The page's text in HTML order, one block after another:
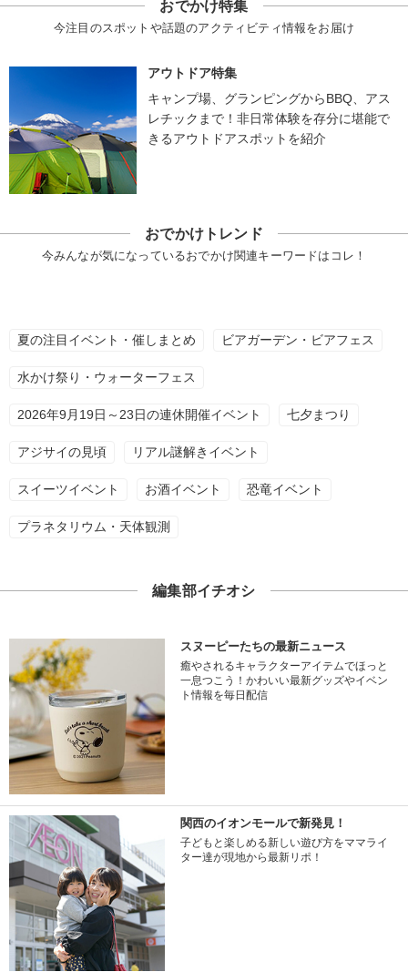
おでかけ特集
今注目のスポットや話題のアクティビティ情報をお届け
アウトドア特集
キャンプ場、グランピングからBBQ、アス
レチックまで！非日常体験を存分に堪能で
きるアウトドアスポットを紹介
おでかけトレンド
今みんなが気になっているおでかけ関連キーワードはコレ！
夏の注目イベント・催しまとめ ビアガーデン・ビアフェス
水かけ祭り・ウォーターフェス
2026年9月19日～23日の連休開催イベント 七夕まつり
アジサイの見頃 リアル謎解きイベント
スイーツイベント お酒イベント 恐竜イベント
プラネタリウム・天体観測
編集部イチオシ
スヌーピーたちの最新ニュース
癒やされるキャラクターアイテムでほっと
一息つこう！かわいい最新グッズやイベン
ト情報を毎日配信
関西のイオンモールで新発見！
子どもと楽しめる新しい遊び方をママライ
ター達が現地から最新リポ！